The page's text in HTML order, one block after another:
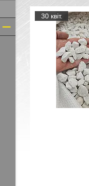
30 квіт.